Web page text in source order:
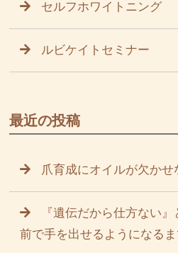
セルフホワイトニング
ルビケイトセミナー
最近の投稿
爪育成にオイルが欠かせ
『遺伝だから仕方ない
前で手を出せるようになる